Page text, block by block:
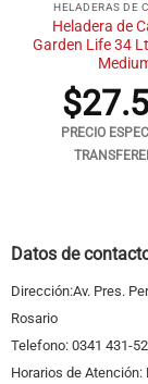
HELADERAS DE
Heladera de
Garden Life 34
$
PRECIO
Datos de
Dirección:Av. Pres.
Rosario
Telefono: 0341 431-
Horarios de Atención: